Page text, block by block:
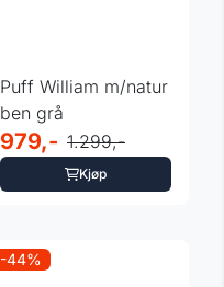
Puff William m/natur
ben grå
979,- 1.299,-
Kjøp
-44%